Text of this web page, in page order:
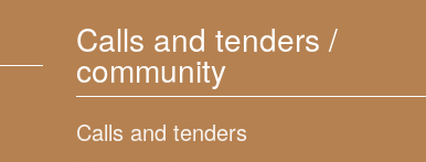
Calls and tenders /
community
Calls and tenders